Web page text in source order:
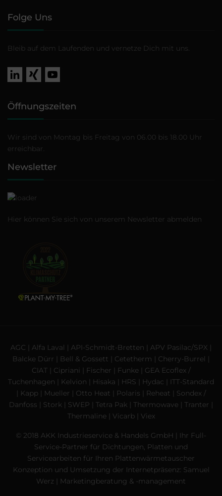
Folge Uns
Bleib auf dem Laufenden und vernetze Dich mit uns.
Öffnungszeiten
Wir sind von Montag bis Freitag von 06.00 bis 18.00 Uhr
erreichbar.
Newsletter
Hier können Sie sich von unserem Newsletter abmelden
AGC Alfa Laval API-Schmidt-Bretten APV Pasilac/SPX
Balcke Dürr
Bell & Gossett Cetetherm Cherry-Burrel
CIAT| Cipriani Fischer Funke| GEA Ecoflex /
Tuchenhagen
Kelvion Hisaka HRS Hydac
ITT-Standard
Kapp| Mueller Otto Heat Polaris Reheat
Sondex /
Danfoss
Stork SWEP Tetra Pak Thermowave Tranter
Thermaline| Vicarb| Viex
© 2018 AKK Industrieservice & Handels GmbH | Ihr Full-
Service-Partner für Dichtungen, Platten und
Servicearbeiten für Ihren Plattenwärmetauscher
Konzeption und Umsetzung der Internetpräsenz: Samuel
Werz | Marketingberatung & -management